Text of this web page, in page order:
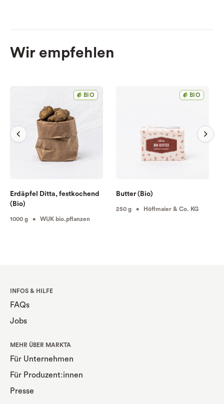
Wir empfehlen
BIO
Erdäpfel Ditta, festkochend
(Bio)
1000 g • WUK bio.pflanzen
BIO
Butter (Bio)
250 g • Höflmaier & Co. KG
INFOS & HILFE
FAQs
Jobs
MEHR ÜBER MARKTA
Für Unternehmen
Für Produzent:innen
Presse